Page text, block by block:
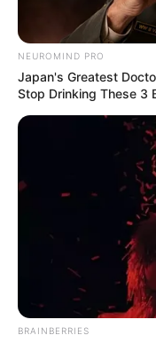
ACS > Curso
saiba como proceder
Saúde com
proceder
Fórum da
NEUROMIND PRO
Japan's Greatest
Stop Drinking These 3
BRAINBERRIES